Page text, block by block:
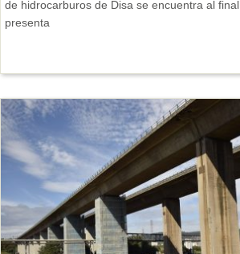
de hidrocarburos de Disa se encuentra al
presenta